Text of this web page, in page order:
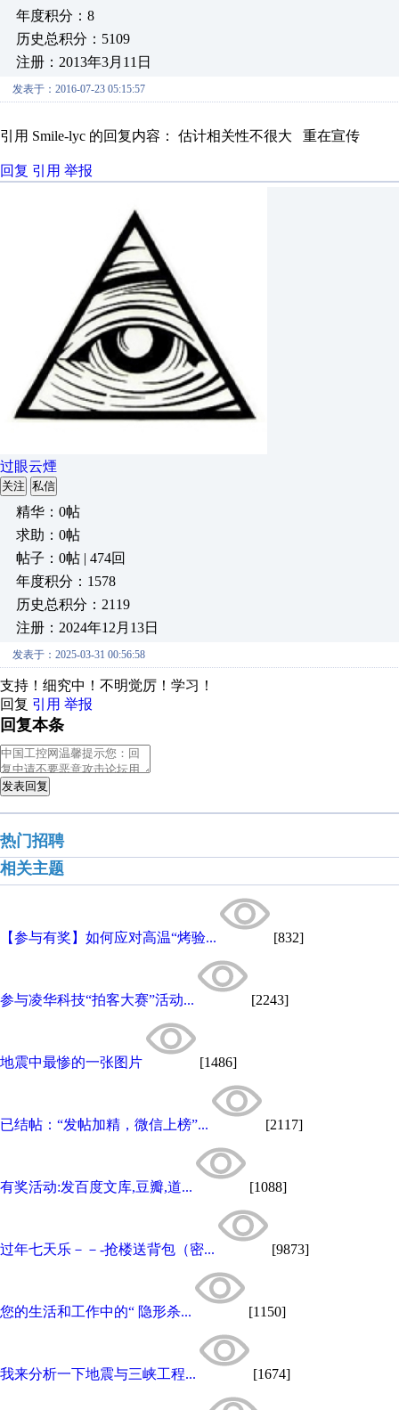
年度积分：8
历史总积分：5109
注册：2013年3月11日
发表于：2016-07-23 05:15:57
引用 Smile-lyc 的回复内容： 估计相关性不很大 重在宣传
回复 引用 举报
过眼云煙
关注 私信
精华：0帖
求助：0帖
帖子：0帖 | 474回
年度积分：1578
历史总积分：2119
注册：2024年12月13日
发表于：2025-03-31 00:56:58
支持！细究中！不明觉厉！学习！
回复 引用 举报
回复本条
发表回复
热门招聘
相关主题
【参与有奖】如何应对高温“烤验... [832]
参与凌华科技“拍客大赛”活动... [2243]
地震中最惨的一张图片 [1486]
已结帖：“发帖加精，微信上榜”... [2117]
有奖活动:发百度文库,豆瓣,道... [1088]
过年七天乐－－-抢楼送背包（密... [9873]
您的生活和工作中的“ 隐形杀... [1150]
我来分析一下地震与三峡工程... [1674]